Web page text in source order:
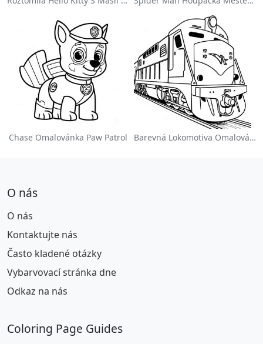
Chase Omalovánka Paw Patrol Barevná Lokomotiva Omalovánka
O nás
O nás
Kontaktujte nás
Často kladené otázky
Vybarvovací stránka dne
Odkaz na nás
Coloring Page Guides